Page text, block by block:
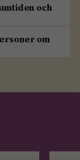
och
om